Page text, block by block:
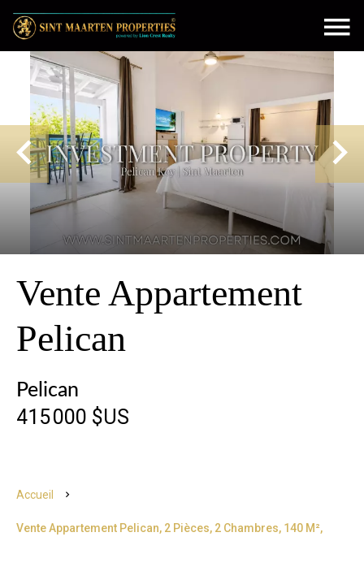
Vente Appartement
Pelican
Pelican
415 000 $US
Accueil
Vente Appartement Pelican, 2 Pièces, 2 Chambres, 140 M²,